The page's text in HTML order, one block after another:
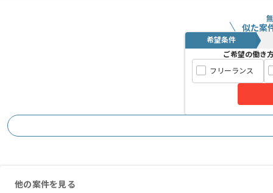
似た案
希望条件
ご希望の働き
フリーランス
他の案件を見る